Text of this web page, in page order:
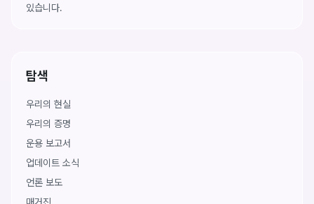
있습니다.
탐색
우리의 현실
우리의 증명
운용 보고서
업데이트 소식
언론 보도